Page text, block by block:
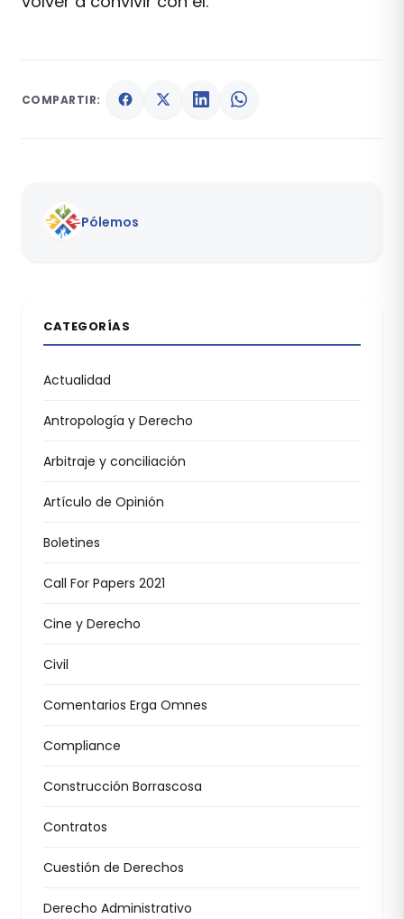
COMPARTIR:
Pólemos
CATEGORÍAS
Actualidad
Antropología y Derecho
Arbitraje y conciliación
Artículo de Opinión
Boletines
Call For Papers 2021
Cine y Derecho
Civil
Comentarios Erga Omnes
Compliance
Construcción Borrascosa
Contratos
Cuestión de Derechos
Derecho Administrativo